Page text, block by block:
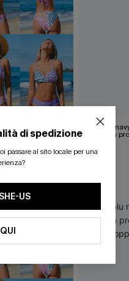
e pantaloni a vita
Abito blu
scollatura
24,90 €
ANCHE
di spedizione
passare al sito locale per una
US